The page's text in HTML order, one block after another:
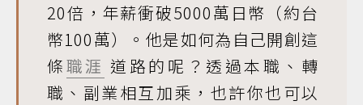
20倍，年薪衝破5000萬日幣（約台
幣100萬）。他是如何為自己開創這
條職涯 道路的呢？透過本職、轉
職、副業相互加乘，也許你也可以